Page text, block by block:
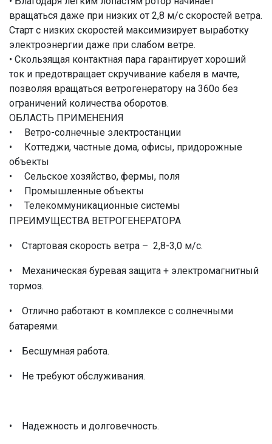
вращаться даже при низких от 2,8 м/с скоростей ветра.
Старт с низких скоростей максимизирует выработку
электроэнергии даже при слабом ветре.
• Скользящая контактная пара гарантирует хороший
ток и предотвращает скручивание кабеля в мачте,
позволяя вращаться ветрогенератору на 360о без
ограничений количества оборотов.
ОБЛАСТЬ ПРИМЕНЕНИЯ
• Ветро-солнечные электростанции
• Коттеджи, частные дома, офисы, придорожные
объекты
• Сельское хозяйство, фермы, поля
• Промышленные объекты
• Телекоммуникационные системы
ПРЕИМУЩЕСТВА ВЕТРОГЕНЕРАТОРА
• Стартовая скорость ветра – 2,8-3,0 м/с.
• Механическая буревая защита + электромагнитный
тормоз.
• Отлично работают в комплексе с солнечными
батареями.
• Бесшумная работа.
• Не требуют обслуживания.
• Надежность и долговечность.